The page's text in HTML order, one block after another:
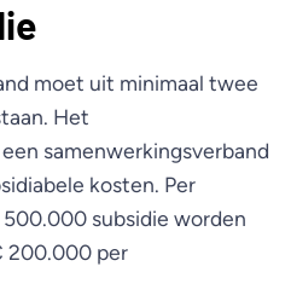
moet uit minimaal twee
Het
samenwerkingsverband
kosten. Per
500.000 subsidie worden
200.000 per